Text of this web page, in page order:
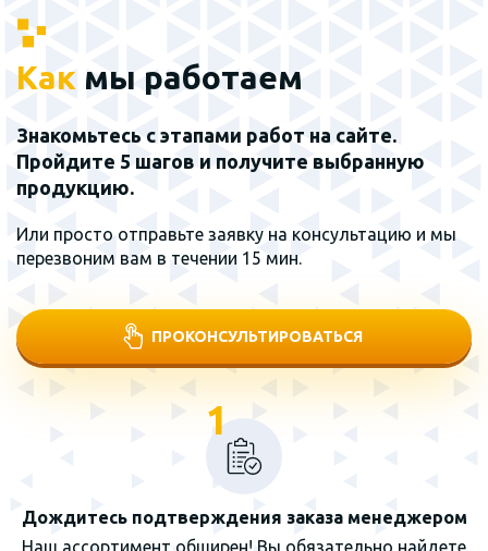
Как мы работаем
Знакомьтесь с этапами работ на сайте.
Пройдите 5 шагов и получите выбранную
продукцию.
Или просто отправьте заявку на консультацию и мы
перезвоним вам в течении 15 мин.
ПРОКОНСУЛЬТИРОВАТЬСЯ
1
Дождитесь подтверждения заказа менеджером
Наш ассортимент обширен! Вы обязательно найдете